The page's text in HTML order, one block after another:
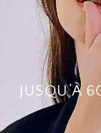
JUSQU’À